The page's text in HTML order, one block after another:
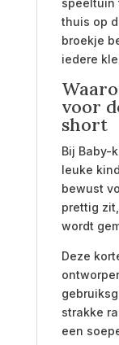
thuis op
broekje
iedere
voor
short
Bij Baby-
leuke
bewust
prettig
wordt
Deze
strakke
een